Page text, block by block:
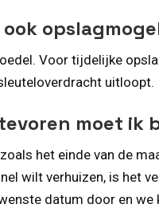
Voor tijdelijke
uitloopt.
moet ik
het einde van de
wilt verhuizen, is het
datum door en we